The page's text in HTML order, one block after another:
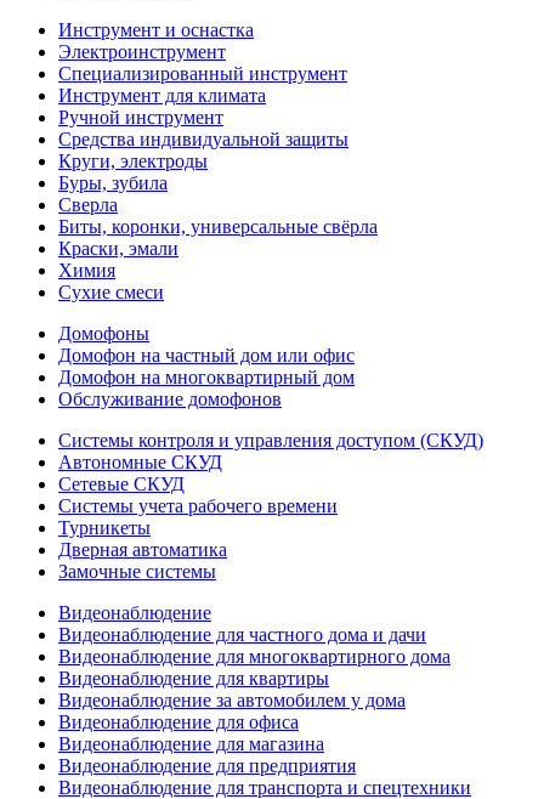
Инструмент и оснастка
Электроинструмент
Специализированный инструмент
Инструмент для климата
Ручной инструмент
Средства индивидуальной защиты
Круги, электроды
Буры, зубила
Сверла
Биты, коронки, универсальные свёрла
Краски, эмали
Химия
Сухие смеси
Домофоны
Домофон на частный дом или офис
Домофон на многоквартирный дом
Обслуживание домофонов
Системы контроля и управления доступом (СКУД)
Автономные СКУД
Сетевые СКУД
Системы учета рабочего времени
Турникеты
Дверная автоматика
Замочные системы
Видеонаблюдение
Видеонаблюдение для частного дома и дачи
Видеонаблюдение для многоквартирного дома
Видеонаблюдение для квартиры
Видеонаблюдение за автомобилем у дома
Видеонаблюдение для офиса
Видеонаблюдение для магазина
Видеонаблюдение для предприятия
Видеонаблюдение для транспорта и спецтехники